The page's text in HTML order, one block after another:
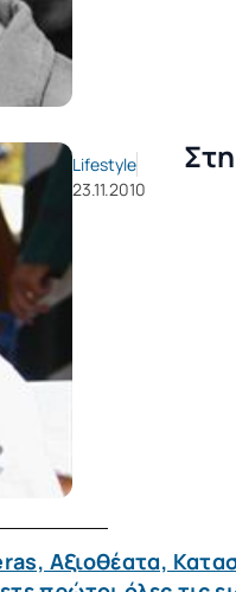
Lifestyle
23.11.2010
Αξιοθέατα,